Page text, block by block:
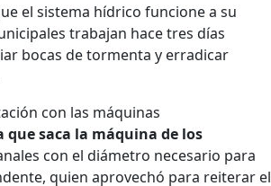
el sistema hídrico funcione a su
trabajan hace tres días
bocas de tormenta y erradicar
con las máquinas
que saca la máquina de los
con el diámetro necesario para
quien aprovechó para reiterar el